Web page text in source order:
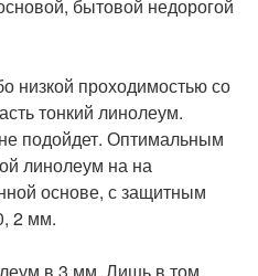
бытовой недорогой
низкой проходимостью со
тонкий линолеум.
подойдет. Оптимальным
линолеум на на
основе, с защитным
2 мм.